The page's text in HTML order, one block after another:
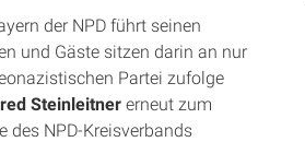
der NPD führt seinen
und Gäste sitzen darin an nur
Partei zufolge
Steinleitnererneut zum
des NPD-Kreisverbands